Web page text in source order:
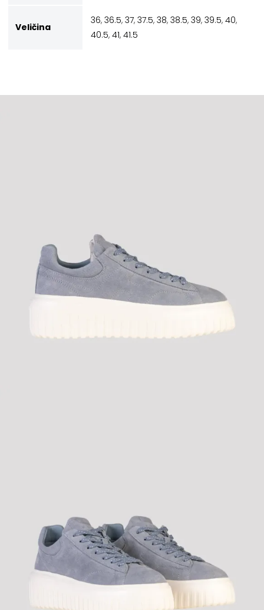
Veličina
36, 36.5, 37, 37.5, 38, 38.5, 39, 39.5, 40,
40.5, 41, 41.5